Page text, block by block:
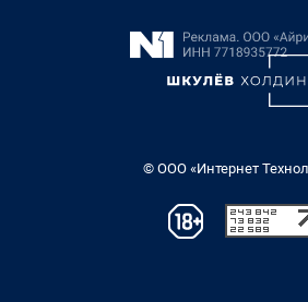
© ООО «Интернет